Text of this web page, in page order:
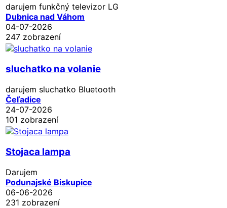
darujem funkčný televizor LG
Dubnica nad Váhom
04-07-2026
247 zobrazení
sluchatko na volanie
darujem sluchatko Bluetooth
Čeľadice
24-07-2026
101 zobrazení
Stojaca lampa
Darujem
Podunajské Biskupice
06-06-2026
231 zobrazení